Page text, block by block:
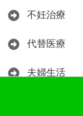
不妊治療
代替医療
夫婦生活